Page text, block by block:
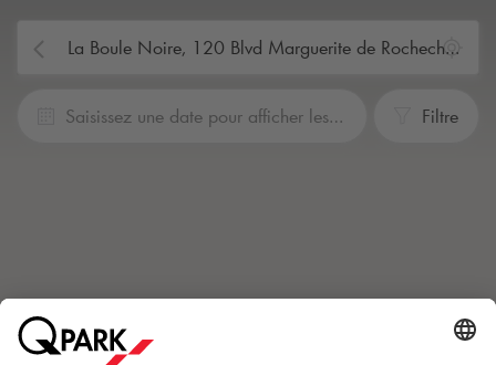
Saisissez une date pour afficher les prix. Filtre